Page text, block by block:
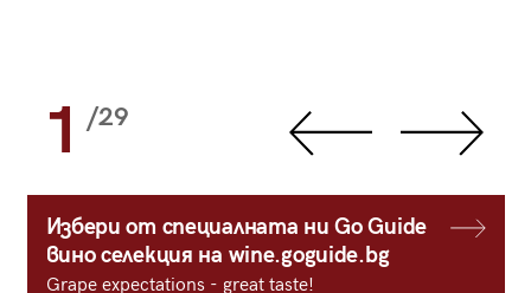
1 /29
Избери от специалната ни Go Guide
вино селекция на wine.goguide.bg
Grape expectations - great taste!